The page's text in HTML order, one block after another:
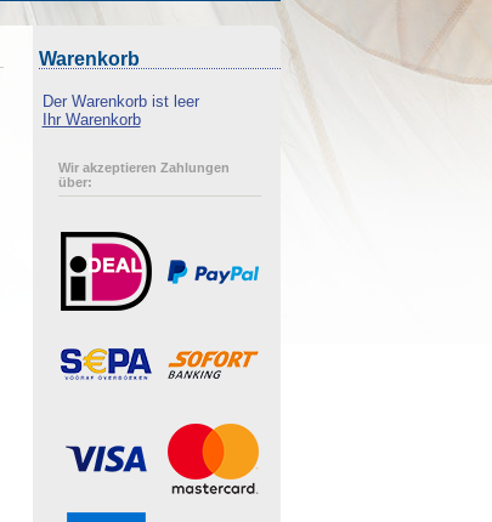
Warenkorb
Der Warenkorb ist leer
Ihr Warenkorb
Wir akzeptieren Zahlungen
über: